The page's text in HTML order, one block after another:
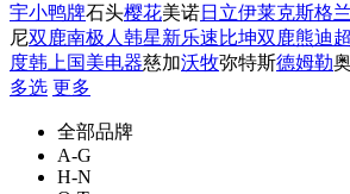
宇小鸭牌石头樱花美诺日立伊莱克斯格
尼双鹿南极人 韩星新乐速比坤双鹿熊迪
度韩上 国美电器慈加沃牧弥特斯德姆勒
多选 更多
全部品牌
A-G
H-N